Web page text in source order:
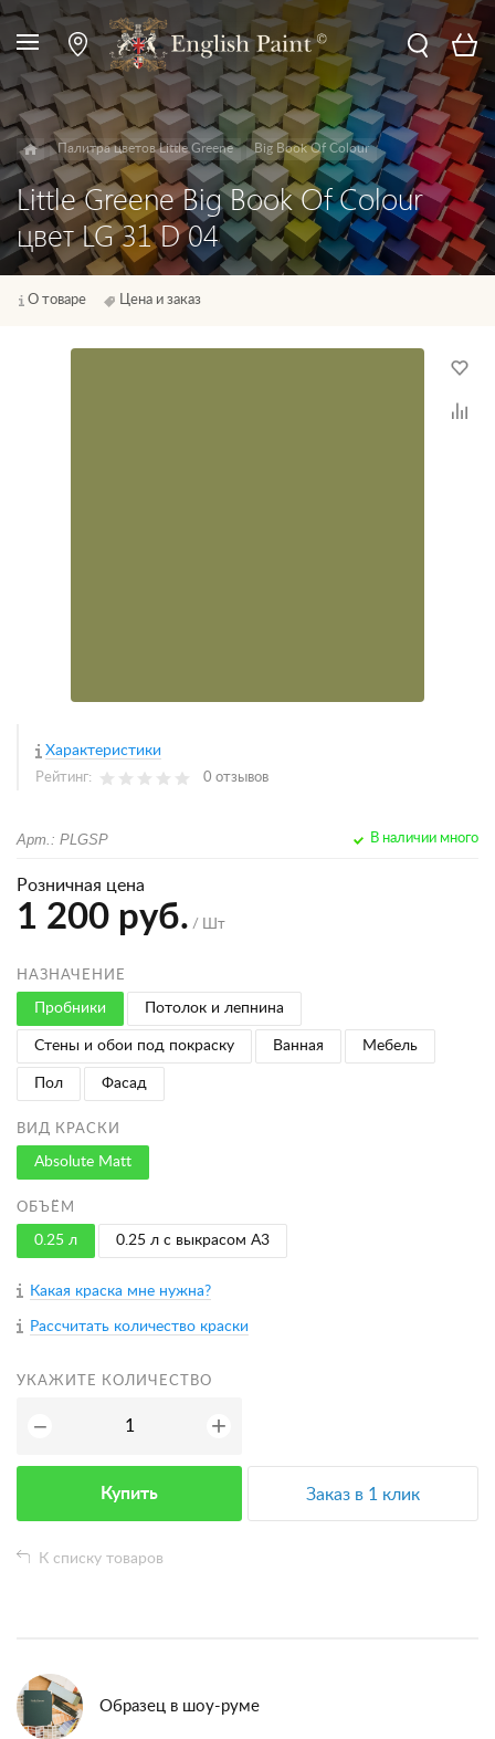
Палитра цветов Little Greene Big Book Of Colour
Little Greene Big Book Of Colour
цвет LG 31 D 04
О товаре Цена и заказ
Характеристики
Рейтинг: 0 отзывов
Арт.: PLGSP В наличии много
Розничная цена
1 200 руб. / Шт
НАЗНАЧЕНИЕ
Пробники Потолок и лепнина
Стены и обои под покраску Ванная Мебель
Пол Фасад
ВИД КРАСКИ
Absolute Matt
ОБЪЁМ
0.25 л 0.25 л с выкрасом A3
Какая краска мне нужна?
Рассчитать количество краски
УКАЖИТЕ КОЛИЧЕСТВО
− +
Купить Заказ в 1 клик
К списку товаров
Образец в шоу-руме